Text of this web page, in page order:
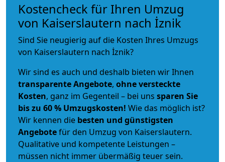
Kostencheck für Ihren Umzug
von Kaiserslautern nach İznik
Sind Sie neugierig auf die Kosten Ihres Umzugs
von Kaiserslautern nach İznik?
Wir sind es auch und deshalb bieten wir Ihnen
transparente Angebote, ohne versteckte
Kosten, ganz im Gegenteil – bei uns sparen Sie
bis zu 60 % Umzugskosten! Wie das möglich ist?
Wir kennen die besten und günstigsten
Angebotefür den Umzug von Kaiserslautern.
Qualitative und kompetente Leistungen –
müssen nicht immer übermäßig teuer sein.